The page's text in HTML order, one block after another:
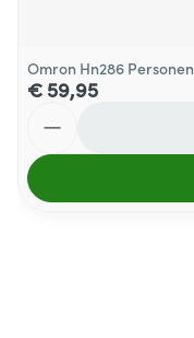
Omron Hn286
€ 59,95